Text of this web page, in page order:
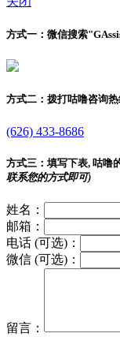
方式一： 微信搜索"
方式二： 拨打咕噜咨询热
(626) 433-8686
方式三： 填写下表, 咕噜
联系您的方式即可)
姓名：
邮箱：
电话 (可选)：
微信 (可选)：
留言：